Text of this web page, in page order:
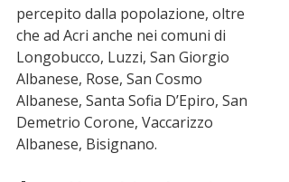
percepito dalla popolazione, oltre
che ad Acri anche nei comuni di
Longobucco, Luzzi, San Giorgio
Albanese, Rose, San Cosmo
Albanese, Santa Sofia D’Epiro, San
Demetrio Corone, Vaccarizzo
Albanese, Bisignano.